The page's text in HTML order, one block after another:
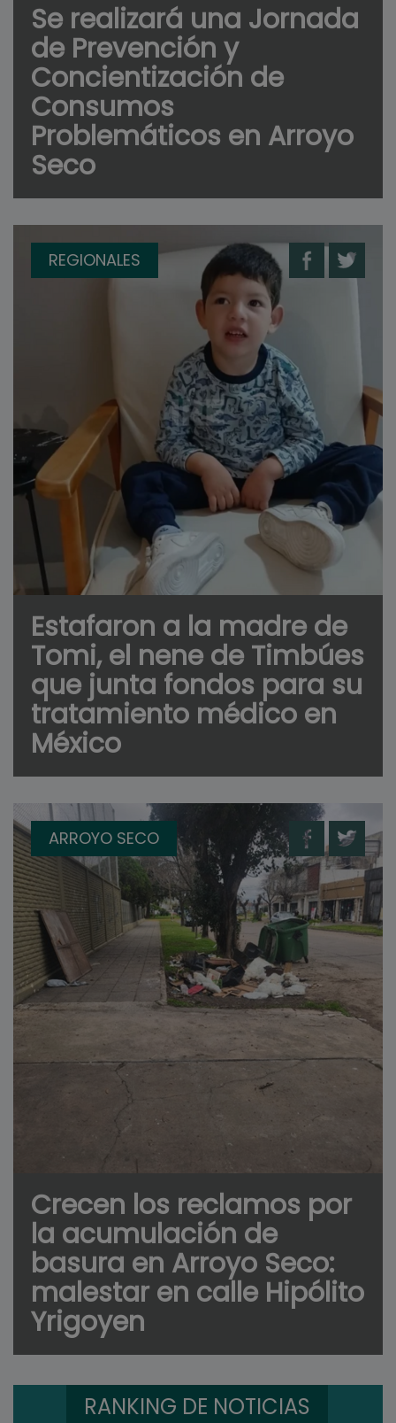
Se realizará una Jornada
de Prevención y
Concientización de
Consumos
Problemáticos en Arroyo
Seco
REGIONALES
Estafaron a la madre de
Tomi, el nene de Timbúes
que junta fondos para su
tratamiento médico en
México
ARROYO SECO
Crecen los reclamos por
la acumulación de
basura en Arroyo Seco:
malestar en calle Hipólito
Yrigoyen
RANKING DE NOTICIAS